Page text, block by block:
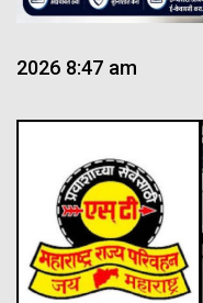
2026 8:47 am